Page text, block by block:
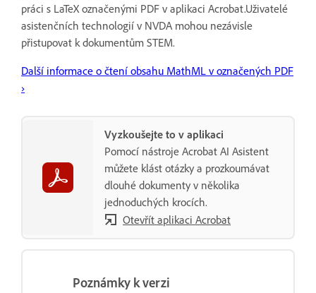
práci s LaTeX označenými PDF v aplikaci Acrobat.Uživatelé
asistenčních technologií v NVDA mohou nezávisle
přistupovat k dokumentům STEM.
Další informace o čtení obsahu MathML v označených PDF
›
Vyzkoušejte to v aplikaci
Pomocí nástroje Acrobat AI Asistent
můžete klást otázky a prozkoumávat
dlouhé dokumenty v několika
jednoduchých krocích.
Otevřít aplikaci Acrobat
Poznámky k verzi